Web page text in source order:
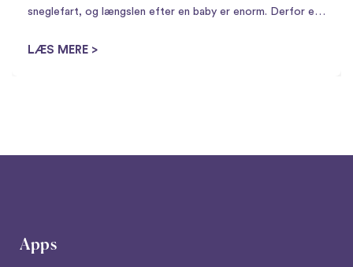
sneglefart, og længslen efter en baby er enorm. Derfor er
husmor-tricks til at...
LÆS MERE >
Apps